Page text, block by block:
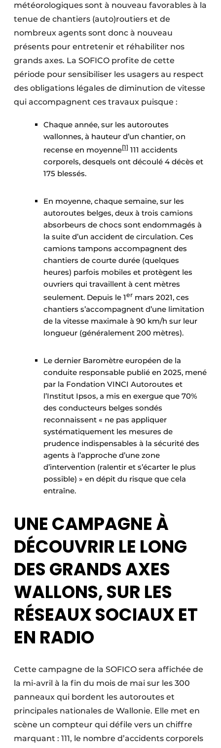
météorologiques sont à nouveau favorables à la
tenue de chantiers (auto)routiers et de
nombreux agents sont donc à nouveau
présents pour entretenir et réhabiliter nos
grands axes. La SOFICO profite de cette
période pour sensibiliser les usagers au respect
des obligations légales de diminution de vitesse
qui accompagnent ces travaux puisque :
Chaque année, sur les autoroutes
wallonnes, à hauteur d’un chantier, on
recense en moyenne[1] 111 accidents
corporels, desquels ont découlé 4 décès et
175 blessés.
En moyenne, chaque semaine, sur les
autoroutes belges, deux à trois camions
absorbeurs de chocs sont endommagés à
la suite d’un accident de circulation. Ces
camions tampons accompagnent des
chantiers de courte durée (quelques
heures) parfois mobiles et protègent les
ouvriers qui travaillent à cent mètres
seulement. Depuis le 1er mars 2021, ces
chantiers s’accompagnent d’une limitation
de la vitesse maximale à 90 km/h sur leur
longueur (généralement 200 mètres).
Le dernier Baromètre européen de la
conduite responsable publié en 2025, mené
par la Fondation VINCI Autoroutes et
l’Institut Ipsos, a mis en exergue que 70%
des conducteurs belges sondés
reconnaissent « ne pas appliquer
systématiquement les mesures de
prudence indispensables à la sécurité des
agents à l’approche d’une zone
d’intervention (ralentir et s’écarter le plus
possible) » en dépit du risque que cela
entraîne.
UNE CAMPAGNE À
DÉCOUVRIR LE LONG
DES GRANDS AXES
WALLONS, SUR LES
RÉSEAUX SOCIAUX ET
EN RADIO
Cette campagne de la SOFICO sera affichée de
la mi-avril à la fin du mois de mai sur les 300
panneaux qui bordent les autoroutes et
principales nationales de Wallonie. Elle met en
scène un compteur qui défile vers un chiffre
marquant : 111, le nombre d’accidents corporels